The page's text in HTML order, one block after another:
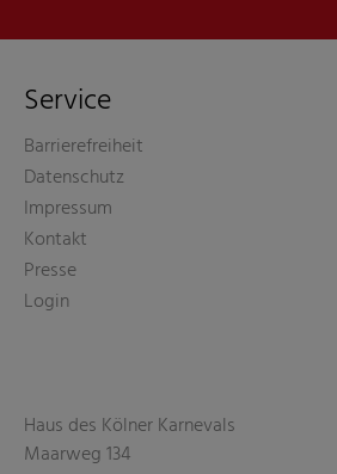
Service
Barrierefreiheit
Datenschutz
Impressum
Kontakt
Presse
Login
Haus des Kölner Karnevals
Maarweg 134